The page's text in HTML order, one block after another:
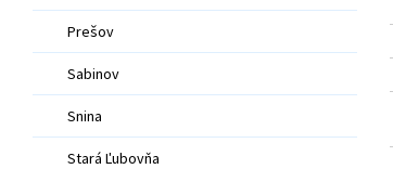
Prešov
Sabinov
Snina
Stará Ľubovňa